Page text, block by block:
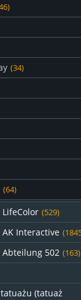
(34)
(64)
(529)
Interactive
502 (163)
(tatuaż